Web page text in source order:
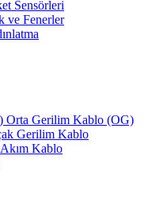
Sensörleri
ve Fenerler
Orta Gerilim Kablo (OG)
Gerilim Kablo
Kablo